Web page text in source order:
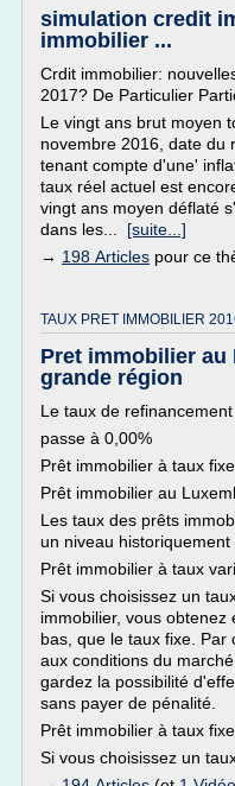
simulation credit
immobilier ...
Crdit immobilier:
2017? De Particulier
Le vingt ans brut moyen
novembre 2016, date du
tenant compte d'une'
taux réel actuel est
vingt ans moyen déflaté
dans les... [suite...]
→ 198 Articles pour ce
TAUX PRET IMMOBILIER
Pret immobilier au
grande région
Le taux de
passe à 0,00%
Prêt immobilier à taux
Prêt immobilier au
Les taux des prêts
un niveau historiquement
Prêt immobilier à taux
Si vous choisissez un
immobilier, vous
bas, que le taux fixe.
aux conditions du
gardez la possibilité
sans payer de pénalité.
Prêt immobilier à taux fixe
Si vous choisissez un